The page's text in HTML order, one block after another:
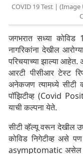
COVID 19 Test |
जगभरात सध्या
नागरिकांना देखील
परिचयाच्या झाल्या
आरटी पीसीआर टेस्ट
अनेकजण त्यामध्ये सीटी
पॉझिटीव्ह (Covid
याची कल्पना येते.
सीटी व्हॅल्यू वरून देखील
कोविड निगेटीव्ह असे
asymptomatic असेल तर